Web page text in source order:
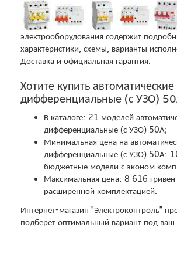
электрооборудования содержит
характеристики, схемы, варианты
Доставка и официальная гарантия.
Хотите купить
дифференциальные (с УЗО)
В каталоге: 21 моделей
дифференциальные (с УЗО) 50А;
Минимальная цена на
дифференциальные (с УЗО) 50А:
бюджетные модели с эконом
Максимальная цена: 8 616
расширенной комплектацией.
Интернет-магазин "Электроконтроль"
подберёт оптимальный вариант под ваш